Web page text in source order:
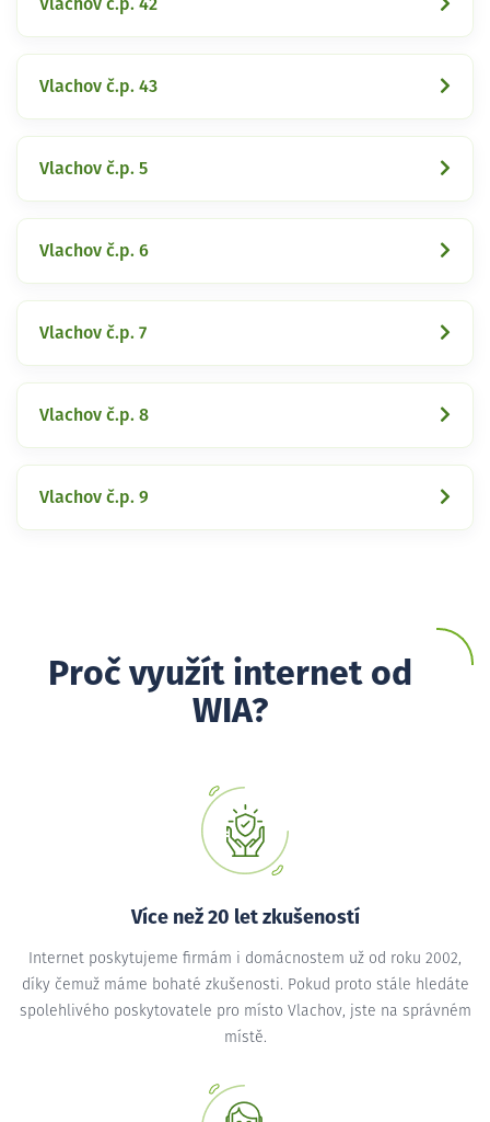
Vlachov č.p. 42
Vlachov č.p. 43
Vlachov č.p. 5
Vlachov č.p. 6
Vlachov č.p. 7
Vlachov č.p. 8
Vlachov č.p. 9
Proč využít internet od
WIA?
Více než 20 let zkušeností
Internet poskytujeme firmám i domácnostem už od roku 2002,
díky čemuž máme bohaté zkušenosti. Pokud proto stále hledáte
spolehlivého poskytovatele pro místo Vlachov, jste na správném
místě.